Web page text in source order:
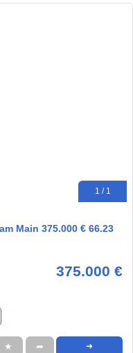
1 / 1
Main 375.000 € 66.23
375.000 €
★ ➦ ➜